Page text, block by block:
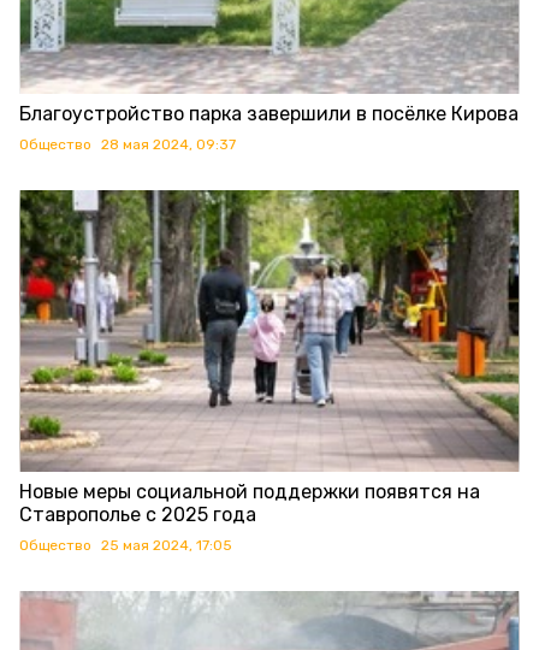
Благоустройство парка завершили в посёлке Кирова
Общество 28 мая 2024, 09:37
Новые меры социальной поддержки появятся на
Ставрополье с 2025 года
Общество 25 мая 2024, 17:05